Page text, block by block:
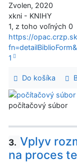
Zvolen, 2020
xkni - KNIHY
1, z toho voľných 0
https://
1
Do košíka
počítačový súbor
3. Vplyv
na proces